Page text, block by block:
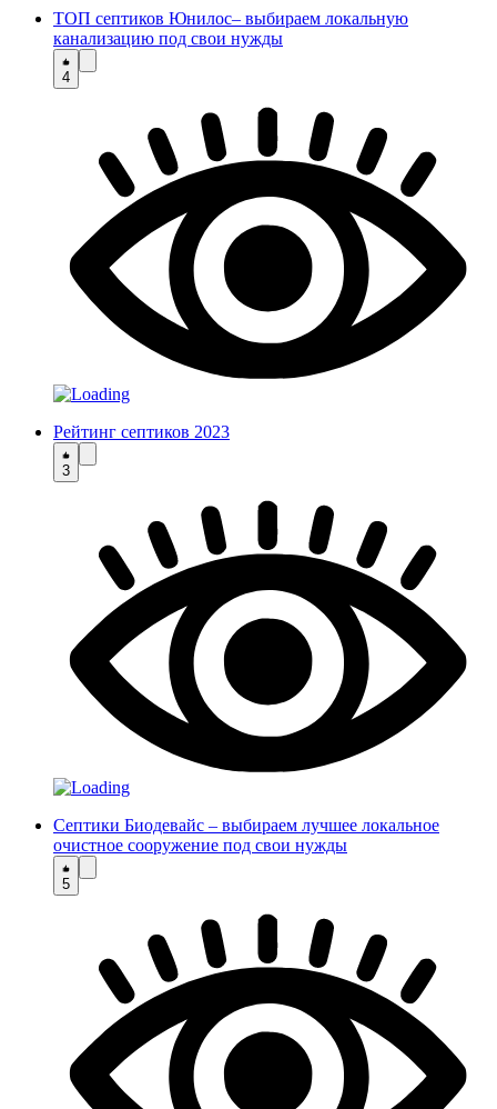
ТОП септиков Юнилос– выбираем локальную
канализацию под свои нужды
4
Рейтинг септиков 2023
3
Септики Биодевайс – выбираем лучшее локальное
очистное сооружение под свои нужды
5